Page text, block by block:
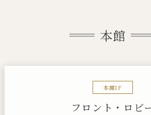
本館
本館1F
フロント・ロビ